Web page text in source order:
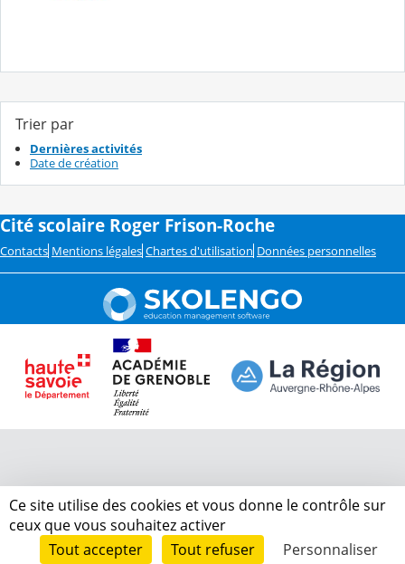
Trier par
Dernières activités
Date de création
Cité scolaire Roger Frison-Roche
Contacts Mentions légales Chartes d'utilisation Données personnelles
Ce site utilise des cookies et vous donne le contrôle sur
ceux que vous souhaitez activer
Tout accepter
Tout refuser Personnaliser